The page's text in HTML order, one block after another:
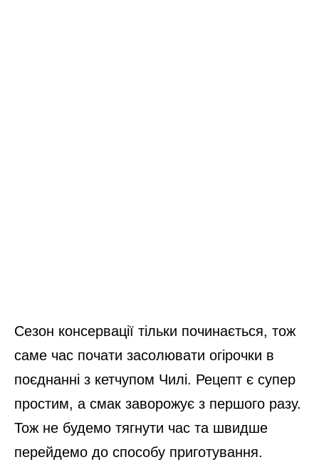
Сезон консервації тільки починається, тож
саме час почати засолювати огірочки в
поєднанні з кетчупом Чилі. Рецепт є супер
простим, а смак заворожує з першого разу.
Тож не будемо тягнути час та швидше
перейдемо до способу приготування.